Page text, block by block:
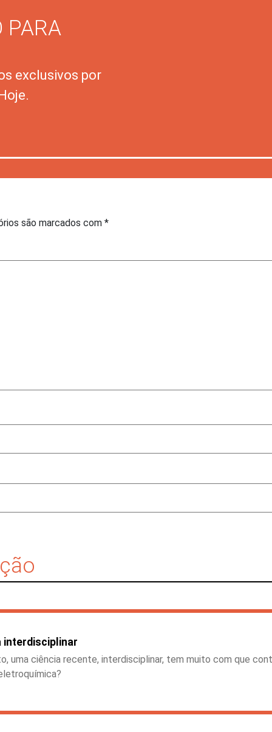
PARA
exclusivos por
são marcados com *
interdisciplinar
uma ciência recente, interdisciplinar, tem muito com que